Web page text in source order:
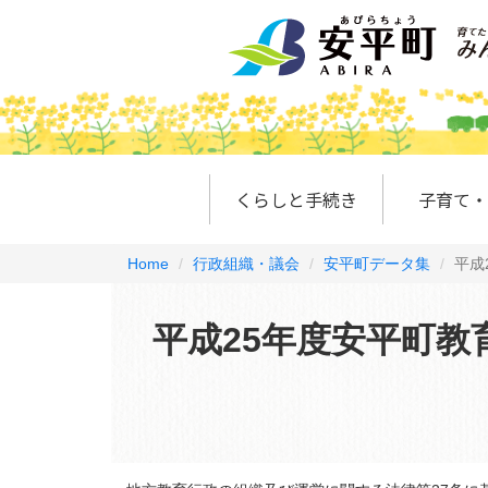
くらしと手続き 子育て
Home 行政組織・議会 安平町データ集 平
平成25年度安平町教